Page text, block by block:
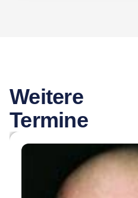
Weitere
Termine